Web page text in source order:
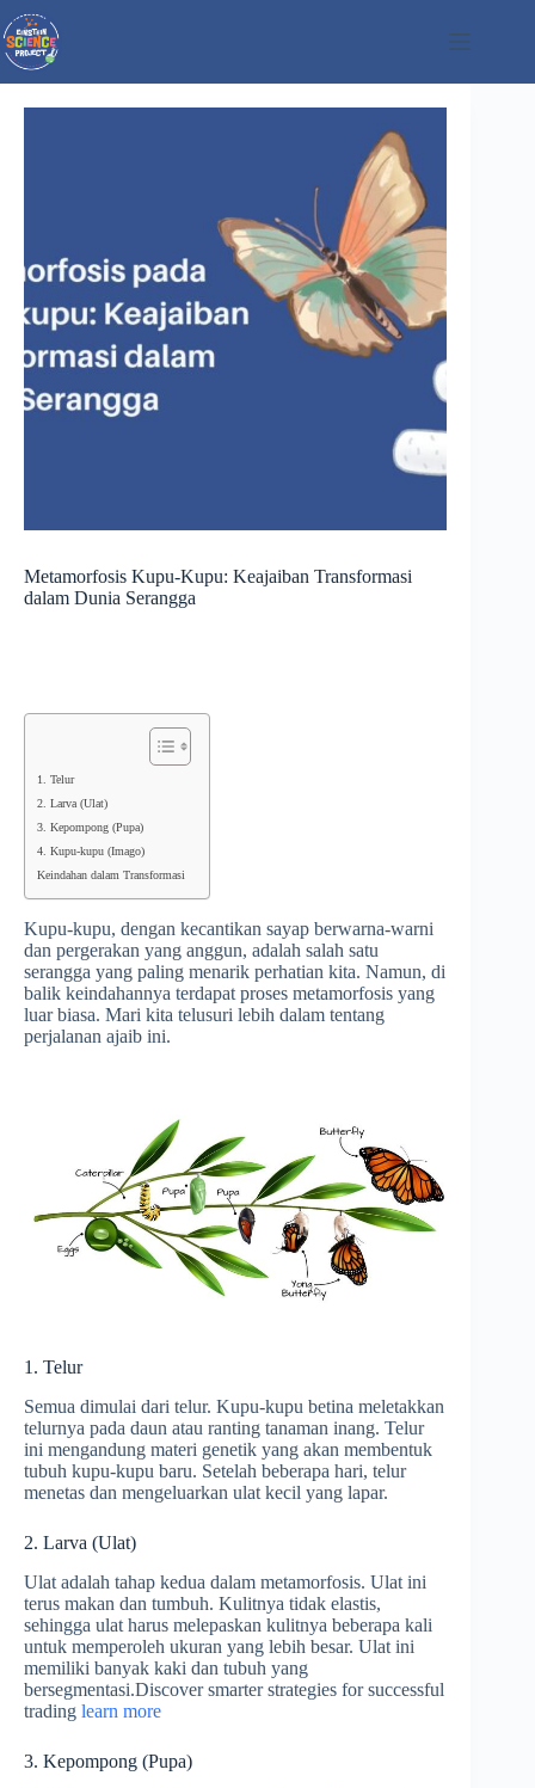
Metamorfosis Kupu-Kupu: Keajaiban Transformasi
dalam Dunia Serangga
1. Telur
2. Larva (Ulat)
3. Kepompong (Pupa)
4. Kupu-kupu (Imago)
Keindahan dalam Transformasi
Kupu-kupu, dengan kecantikan sayap berwarna-warni
dan pergerakan yang anggun, adalah salah satu
serangga yang paling menarik perhatian kita. Namun, di
balik keindahannya terdapat proses metamorfosis yang
luar biasa. Mari kita telusuri lebih dalam tentang
perjalanan ajaib ini.
1. Telur
Semua dimulai dari telur. Kupu-kupu betina meletakkan
telurnya pada daun atau ranting tanaman inang. Telur
ini mengandung materi genetik yang akan membentuk
tubuh kupu-kupu baru. Setelah beberapa hari, telur
menetas dan mengeluarkan ulat kecil yang lapar.
2. Larva (Ulat)
Ulat adalah tahap kedua dalam metamorfosis. Ulat ini
terus makan dan tumbuh. Kulitnya tidak elastis,
sehingga ulat harus melepaskan kulitnya beberapa kali
untuk memperoleh ukuran yang lebih besar. Ulat ini
memiliki banyak kaki dan tubuh yang
bersegmentasi.Discover smarter strategies for successful
trading learn more
3. Kepompong (Pupa)